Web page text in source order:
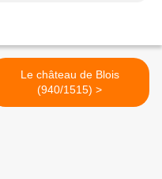
Le château de Blois
(940/1515) >